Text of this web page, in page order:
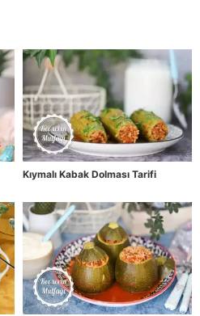
Kıymalı Kabak Dolması Tarifi